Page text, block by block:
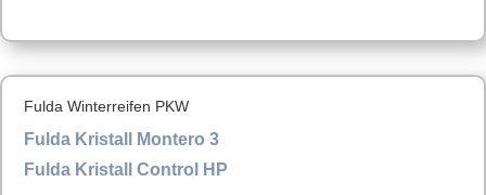
Fulda Winterreifen PKW
Fulda Kristall Montero 3
Fulda Kristall Control HP